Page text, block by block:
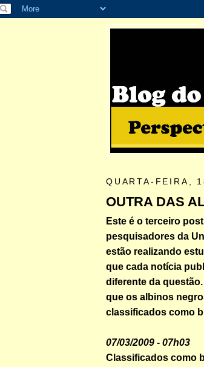
QUARTA-FEIRA,
OUTRA DAS
Este é o terceiro
pesquisadores da
estão realizando
que cada notícia
diferente da
que os albinos
classificados como
07/03/2009 - 07h03
Classificados como